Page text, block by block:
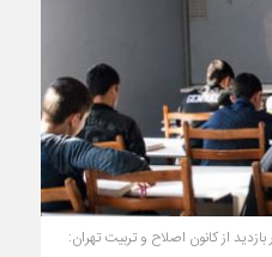
از کانون اصلاح و تربیت تهران: